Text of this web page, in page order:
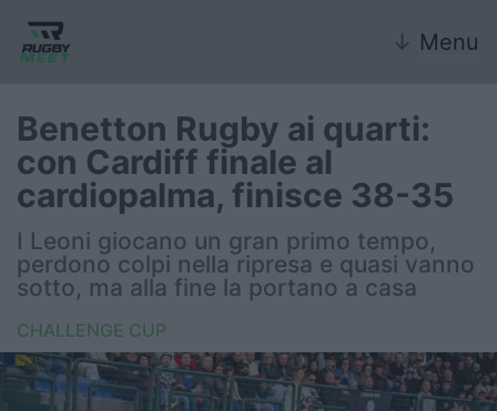
↓ Menu
Nazionale
Nazionali giovanili
Rugby Sevens
FIR
Internazionale
Benetton Rugby ai quarti:
con Cardiff finale al
cardiopalma, finisce 38-35
I Leoni giocano un gran primo tempo,
perdono colpi nella ripresa e quasi vanno
sotto, ma alla fine la portano a casa
CHALLENGE CUP